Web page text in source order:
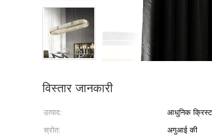
विस्तार जानकारी
उत्पाद: आधुनिक
स्रोत:
अगुआई की